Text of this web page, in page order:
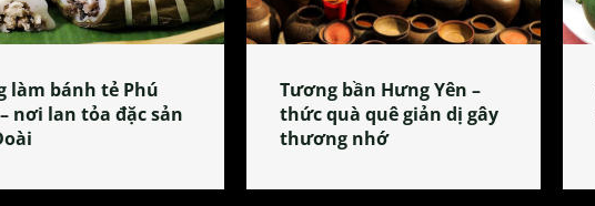
làm bánh tẻ Phú
nơi lan tỏa đặc sản
Tương bần Hưng Yên –
thức quà quê giản dị gây
thương nhớ